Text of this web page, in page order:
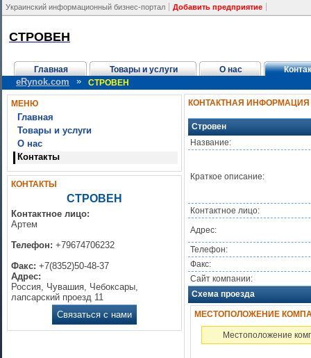
Украинский информационный бизнес-портал Добавить предприятие
СТРОВЕН
Главная Товары и услуги О нас
eRynok.com » СТРОВЕН
МЕНЮ
Главная
Товары и услуги
О нас
Контакты
КОНТАКТЫ
СТРОВЕН
Контактное лицо:
Артем
Телефон: +79674706232
Факс: +7(8352)50-48-37
Адрес:
Россия, Чувашия, Чебоксары,
лапсарский проезд 11
Связаться с нами
КОНТАКТНАЯ ИНФОРМАЦИЯ
Стровен
Название:
Краткое описание:
Контактное лицо:
Адрес:
Телефон:
Факс:
Сайт компании:
Схема проезда
МЕСТОПОЛОЖЕНИЕ
Местоположение